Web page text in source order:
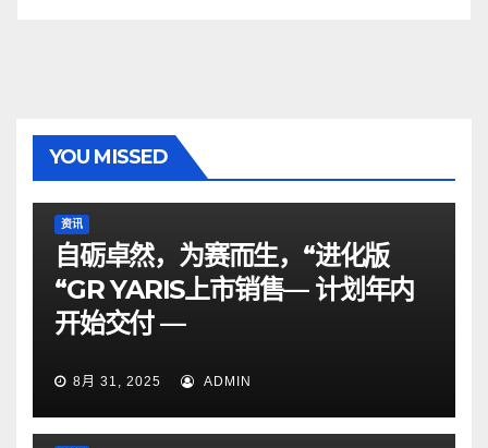
YOU MISSED
资讯
自砺卓然，为赛而生，“进化版
“GR YARIS上市销售— 计划年内
开始交付 —
8月 31, 2025 ADMIN